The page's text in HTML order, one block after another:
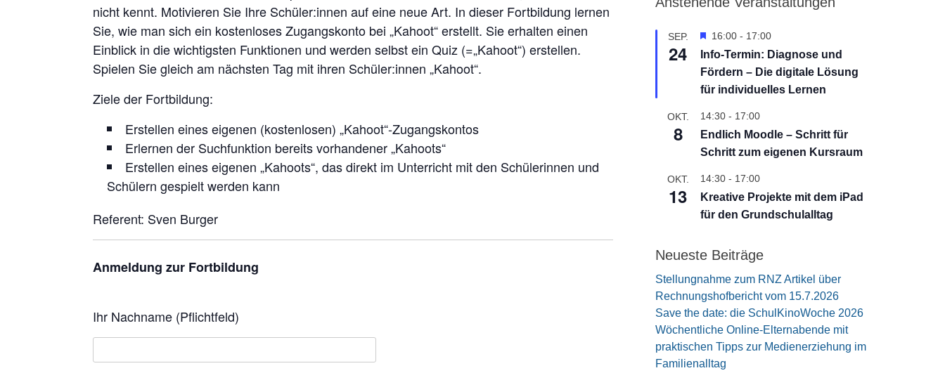
nicht kennt. Motivieren Sie Ihre Schüler:innen auf eine neue Art. In dieser Fortbildung lernen
Sie, wie man sich ein kostenloses Zugangskonto bei „Kahoot“ erstellt. Sie erhalten einen
Einblick in die wichtigsten Funktionen und werden selbst ein Quiz (=„Kahoot“) erstellen.
Spielen Sie gleich am nächsten Tag mit ihren Schüler:innen „Kahoot“.
Ziele der Fortbildung:
Erstellen eines eigenen (kostenlosen) „Kahoot“-Zugangskontos
Erlernen der Suchfunktion bereits vorhandener „Kahoots“
Erstellen eines eigenen „Kahoots“, das direkt im Unterricht mit den Schülerinnen und
Schülern gespielt werden kann
Referent: Sven Burger
Anmeldung zur Fortbildung
Ihr Nachname (Pflichtfeld)
SEP.
24
H
e
r
v
o
g
h
o
e
n
16:00 - 17:00
Info-Termin: Diagnose und
Fördern – Die digitale Lösung
für individuelles Lernen
OKT.
8
14:30 - 17:00
Endlich Moodle – Schritt für
Schritt zum eigenen Kursraum
OKT.
13
14:30 - 17:00
Kreative Projekte mit dem iPad
für den Grundschulalltag
Neueste Beiträge
Stellungnahme zum RNZ Artikel über
Rechnungshofbericht vom 15.7.2026
Save the date: die SchulKinoWoche 2026
Wöchentliche Online-Elternabende mit
praktischen Tipps zur Medienerziehung im
Familienalltag